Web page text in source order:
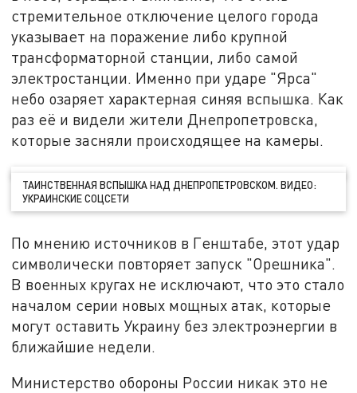
стремительное отключение целого города
указывает на поражение либо крупной
трансформаторной станции, либо самой
электростанции. Именно при ударе "Ярса"
небо озаряет характерная синяя вспышка. Как
раз её и видели жители Днепропетровска,
которые засняли происходящее на камеры.
ТАИНСТВЕННАЯ ВСПЫШКА НАД ДНЕПРОПЕТРОВСКОМ. ВИДЕО:
УКРАИНСКИЕ СОЦСЕТИ
По мнению источников в Генштабе, этот удар
символически повторяет запуск "Орешника".
В военных кругах не исключают, что это стало
началом серии новых мощных атак, которые
могут оставить Украину без электроэнергии в
ближайшие недели.
Министерство обороны России никак это не